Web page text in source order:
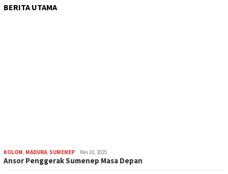
BERITA UTAMA
KOLOM, MADURA, SUMENEP Mei 10, 2025
Ansor Penggerak Sumenep Masa Depan